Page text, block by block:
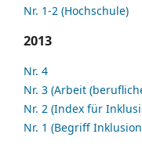
Nr. 1-2 (Hochschule)
2013
Nr. 4
Nr. 3 (Arbeit
Nr. 2 (Index für
Nr. 1 (Begriff